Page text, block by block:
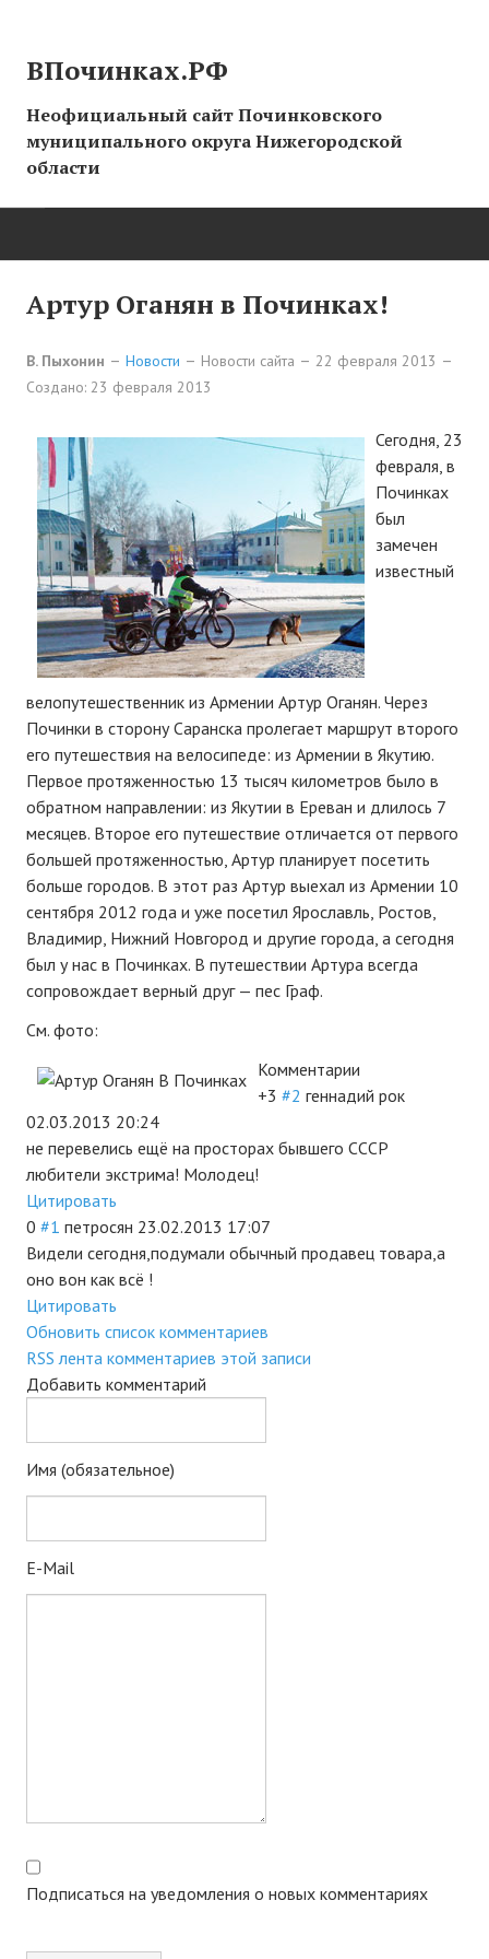
ВПочинках.РФ
Неофициальный сайт Починковского
муниципального округа Нижегородской
области
НОВОСТИ
Новости сайта
Новости Починок
Новости культуры
Наши новости
ФОТОГАЛЕРЕЯ
О Починках
План Починок
Карта Починковского района
Схема Починок
О САЙТЕ
Контакты
Форум
Статьи
Автоновости
Статьи
ПОИСК
Артур Оганян в Починках!
В. Пыхонин Новости Новости сайта
22 февраля 2013
Создано: 23 февраля 2013
Сегодня, 23
февраля, в
Починках
был
замечен
известный
велопутешественник из Армении Артур Оганян. Через
Починки в сторону Саранска пролегает маршрут второго
его путешествия на велосипеде: из Армении в Якутию.
Первое протяженностью 13 тысяч километров было в
обратном направлении: из Якутии в Ереван и длилось 7
месяцев. Второе его путешествие отличается от первого
большей протяженностью, Артур планирует посетить
больше городов. В этот раз Артур выехал из Армении 10
сентября 2012 года и уже посетил Ярославль, Ростов,
Владимир, Нижний Новгород и другие города, а сегодня
был у нас в Починках. В путешествии Артура всегда
сопровождает верный друг — пес Граф.
См. фото:
Комментарии
+3 #2 геннадий рок
02.03.2013 20:24
не перевелись ещё на просторах бывшего СССР
любители экстрима! Молодец!
Цитировать
0 #1 петросян 23.02.2013 17:07
Видели сегодня,подумали обычный продавец товара,а
оно вон как всё !
Цитировать
Обновить список комментариев
RSS лента комментариев этой записи
Добавить комментарий
Имя (обязательное)
E-Mail
Подписаться на уведомления о новых комментариях